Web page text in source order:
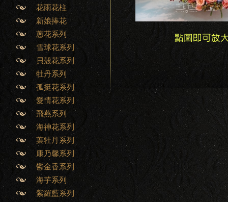
花雨花柱
新娘捧花
蔥花系列
雪球花系列
貝殼花系列
牡丹系列
孤挺花系列
愛情花系列
飛燕系列
海神花系列
葉牡丹系列
康乃馨系列
鬱金香系列
海芋系列
紫羅藍系列